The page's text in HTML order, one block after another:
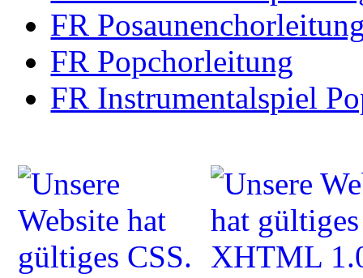
FR
FR Popchorleitung
FR Instrumentalspiel